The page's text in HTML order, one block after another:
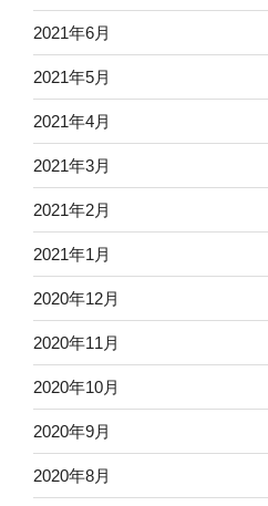
2021年6月
2021年5月
2021年4月
2021年3月
2021年2月
2021年1月
2020年12月
2020年11月
2020年10月
2020年9月
2020年8月